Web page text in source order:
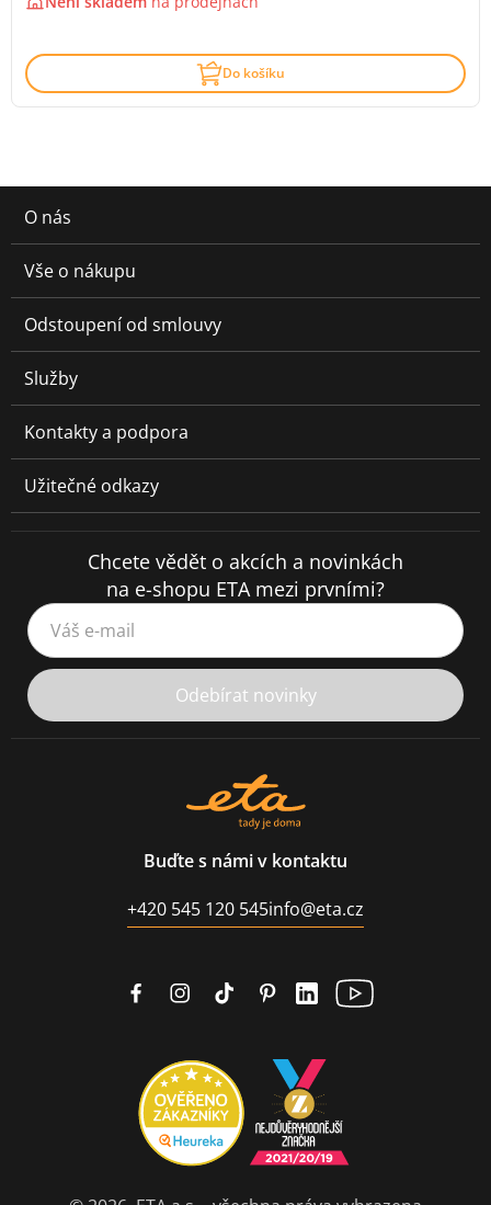
Do košíku
O nás
Vše o nákupu
Odstoupení od smlouvy
Služby
Kontakty a podpora
Užitečné odkazy
Chcete vědět o akcích a novinkách
na e-shopu ETA mezi prvními?
Váš e-mail
Odebírat novinky
Buďte s námi v kontaktu
+420 545 120 545info@eta.cz